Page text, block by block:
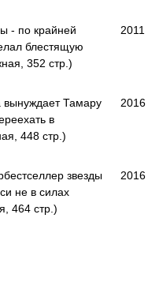
- по крайней
блестящую
352 стр.)
2011
вынуждает Тамару
в
448 стр.)
2016
звезды
не в силах
464 стр.)
2016